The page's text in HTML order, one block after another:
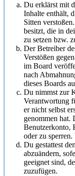
Du erklärst mit
Inhalte enthält,
Sitten
besitzt, die in
zu setzen bzw.
Der Betreiber
Verstößen
im Board
nach
dieses Boards
Du nimmst zur
Verantwortung
er nicht selbst
genommen hat.
Benutzerkonto,
oder zu sperren.
Du gestattest
abzuändern,
geeignet sind,
zuzufügen.